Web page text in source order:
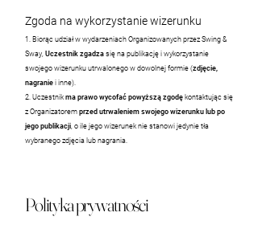
Zgoda na wykorzystanie wizerunku
1. Biorąc udział w wydarzeniach Organizowanych przez Swing &
Sway, Uczestnik zgadza się na publikację i wykorzystanie
swojego wizerunku utrwalonego w dowolnej formie (zdjęcie,
nagranie i inne).
2. Uczestnik ma prawo wycofać powyższą zgodę kontaktując się
z Organizatorem przed utrwaleniem swojego wizerunku lub po
jego publikacji, o ile jego wizerunek nie stanowi jedynie tła
wybranego zdjęcia lub nagrania.
Polityka prywatności